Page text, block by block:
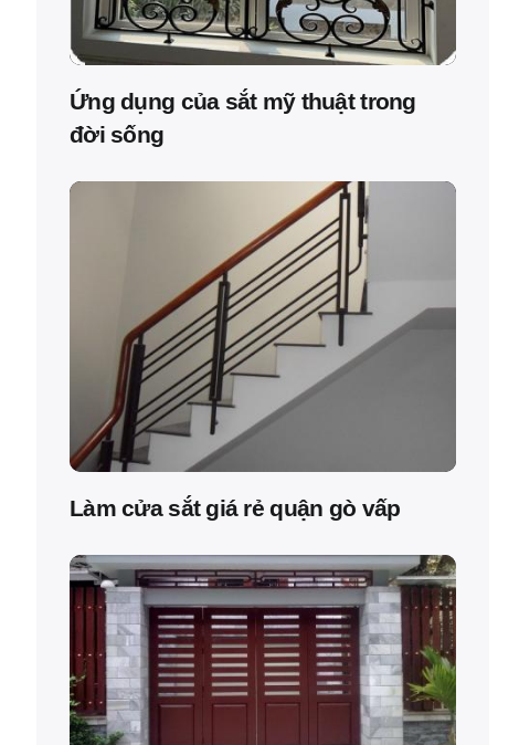
Ứng dụng của sắt mỹ thuật trong
đời sống
Làm cửa sắt giá rẻ quận gò vấp